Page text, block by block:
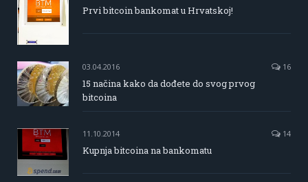
Prvi bitcoin bankomat u Hrvatskoj!
03.04.2016 16
15 načina kako da dođete do svog prvog
bitcoina
11.10.2014 14
Kupnja bitcoina na bankomatu